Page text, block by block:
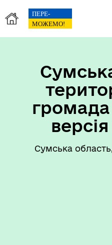
громада
Сумська